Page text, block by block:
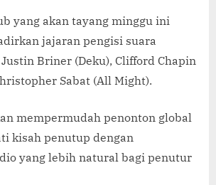
yang akan tayang minggu ini
jajaran pengisi suara
Briner (Deku), Clifford Chapin
Sabat (All Might).
mempermudah penonton global
kisah penutup dengan
yang lebih natural bagi penutur